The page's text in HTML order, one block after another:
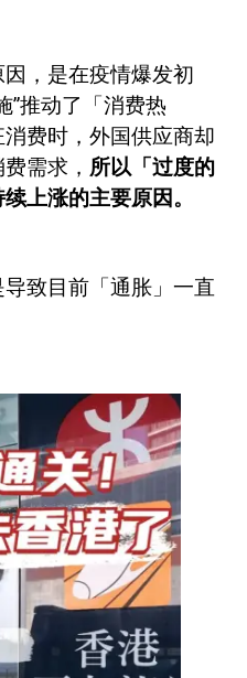
，是在疫情爆发初
”推动了「消费热
费时，外国供应商却
需求， 所以「过度的
上涨的主要原因。
致目前「通胀」一直